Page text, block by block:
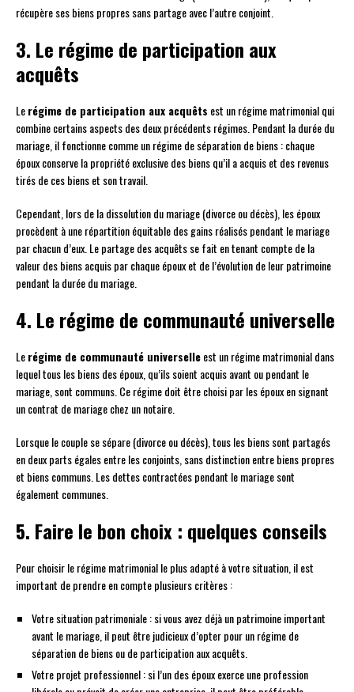
récupère ses biens propres sans partage avec l’autre conjoint.
3. Le régime de participation aux
acquêts
Lerégime de participation aux acquêts est un régime matrimonial qui
combine certains aspects des deux précédents régimes. Pendant la durée du
mariage, il fonctionne comme un régime de séparation de biens : chaque
époux conserve la propriété exclusive des biens qu’il a acquis et des revenus
tirés de ces biens et son travail.
Cependant, lors de la dissolution du mariage (divorce ou décès), les époux
procèdent à une répartition équitable des gains réalisés pendant le mariage
par chacun d’eux. Le partage des acquêts se fait en tenant compte de la
valeur des biens acquis par chaque époux et de l’évolution de leur patrimoine
pendant la durée du mariage.
4. Le régime de communauté universelle
Lerégime de communauté universelleest un régime matrimonial dans
lequel tous les biens des époux, qu’ils soient acquis avant ou pendant le
mariage, sont communs. Ce régime doit être choisi par les époux en signant
un contrat de mariage chez un notaire.
Lorsque le couple se sépare (divorce ou décès), tous les biens sont partagés
en deux parts égales entre les conjoints, sans distinction entre biens propres
et biens communs. Les dettes contractées pendant le mariage sont
également communes.
5. Faire le bon choix : quelques conseils
Pour choisir le régime matrimonial le plus adapté à votre situation, il est
important de prendre en compte plusieurs critères :
Votre situation patrimoniale : si vous avez déjà un patrimoine important
avant le mariage, il peut être judicieux d’opter pour un régime de
séparation de biens ou de participation aux acquêts.
Votre projet professionnel : si l’un des époux exerce une profession